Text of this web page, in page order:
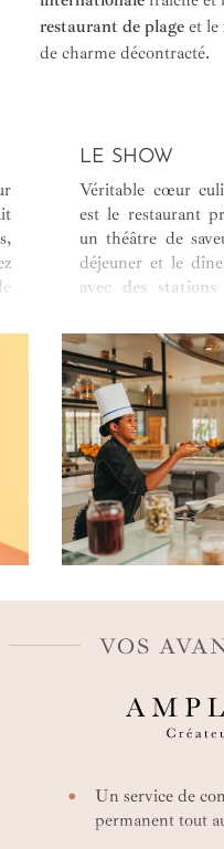
restaurant de plage et le
de charme décontracté.
LE SHOW
Véritable cœur
est le restaurant
un théâtre de
déjeuner et le
avec des
mettent en scène
vivante et
différent (indien,
asiatique, etc.)
grande salle
permet de
atmosphère
attentionné.
VOS
Un service de
permanent tout